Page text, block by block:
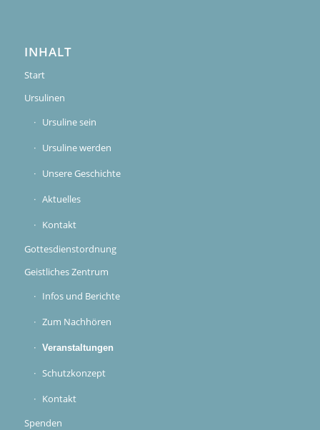
INHALT
Start
Ursulinen
Ursuline sein
Ursuline werden
Unsere Geschichte
Aktuelles
Kontakt
Gottesdienstordnung
Geistliches Zentrum
Infos und Berichte
Zum Nachhören
Veranstaltungen
Schutzkonzept
Kontakt
Spenden